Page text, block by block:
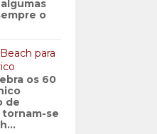
o
para
os 60
de
se